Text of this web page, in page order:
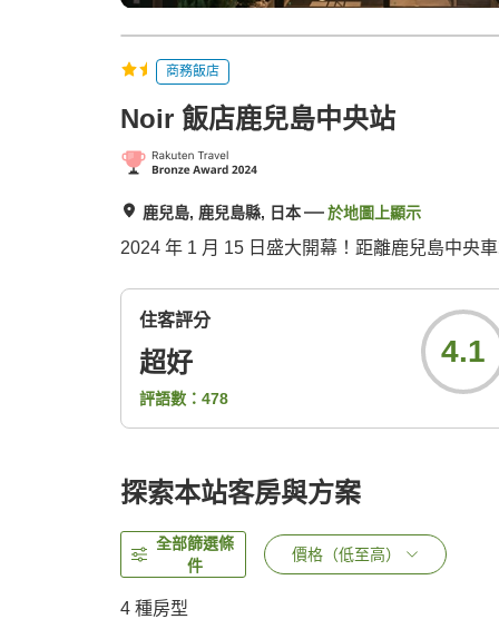
商務飯店
Noir 飯店鹿兒島中央站
鹿兒島, 鹿兒島縣, 日本 於地圖上顯示
2024 年 1 月 15 日盛大開幕！距離鹿兒島中央
住客評分
超好
評語數： 478
4.1
探索本站客房與方案
全部篩選條
件
價格（低至高）
4 種房型